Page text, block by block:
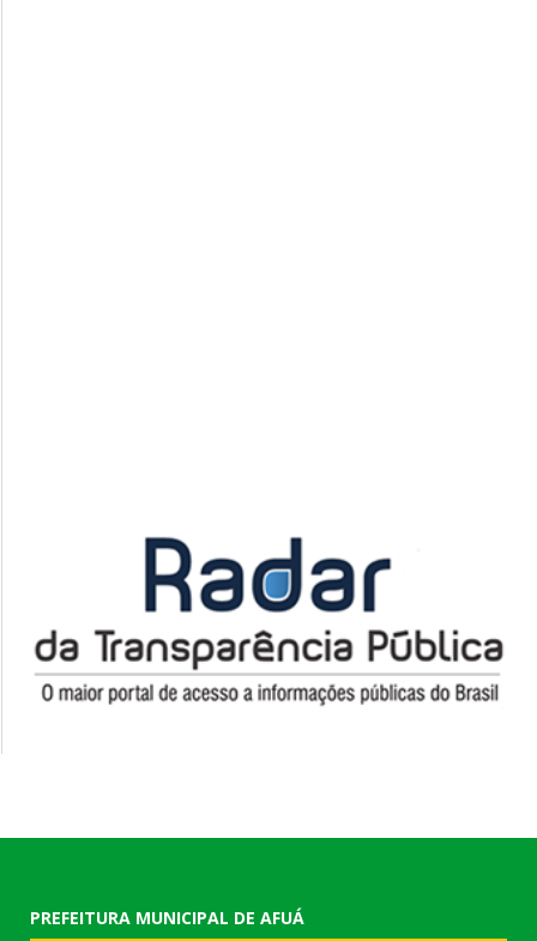
PREFEITURA MUNICIPAL DE AFUÁ